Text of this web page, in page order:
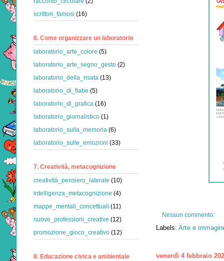
Nessun commento:
Labels: Arte e
venerdì 4 febbraio
scrittori_famosi (16)
6. Come organizzare un laboratorio
laboratorio_arte_colore (5)
laboratorio_arte_segno_gesto (2)
laboratorio_della_risata (13)
laboratorio_di_fiabe (5)
laboratorio_di_grafica (16)
laboratorio_giornalistico (1)
laboratorio_sulla_memoria (6)
laboratorio_sulle_emozioni (33)
7. Creatività, metacognizione
creatività_pensiero_laterale (10)
intelligenza_metacognizione (4)
mappe_mentali_concettuali (11)
nuove_professioni_creative (12)
promozione_gioco_creativo (12)
8. Educazione civica e ambientale